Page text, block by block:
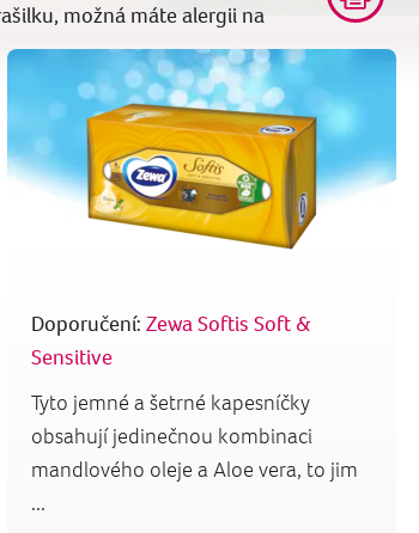
Doporučení: Zewa Softis Soft &
Sensitive
Tyto jemné a šetrné kapesníčky
obsahují jedinečnou kombinaci
mandlového oleje a Aloe vera, to jim
...
možná máte alergii na